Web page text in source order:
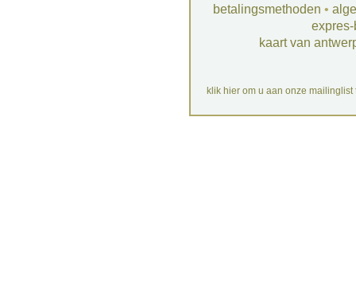
betalingsmethoden •
kaart van
klik hier om u aan onze mailinglist